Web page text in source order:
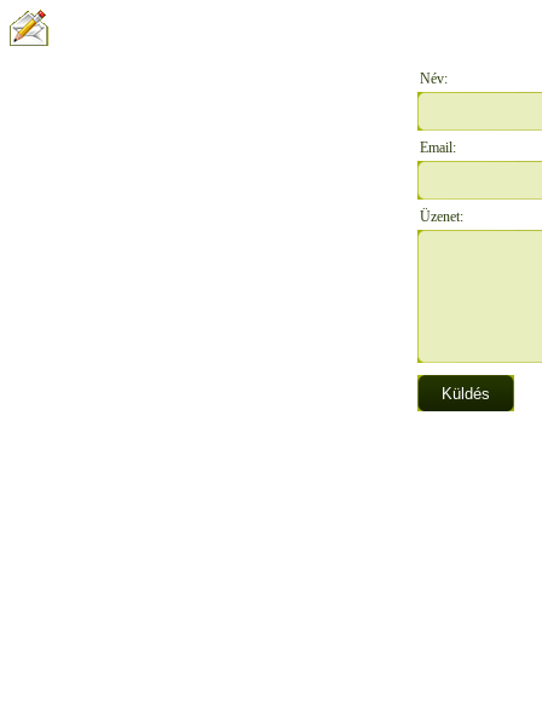
Név:
Email:
Üzenet: